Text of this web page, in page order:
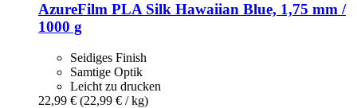
AzureFilm PLA Silk Hawaiian Blue, 1,75 mm /
1000 g
Seidiges Finish
Samtige Optik
Leicht zu drucken
22,99 € (22,99 € / kg)